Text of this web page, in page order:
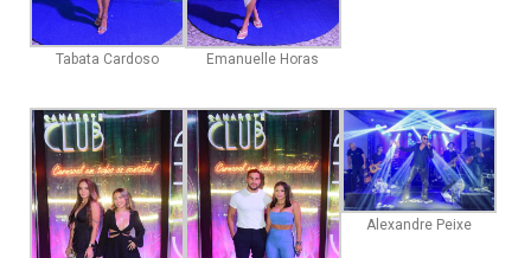
Tabata Cardoso Emanuelle Horas
Alexandre Peixe